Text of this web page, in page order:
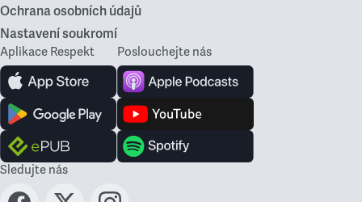
Ochrana osobních údajů
Nastavení soukromí
Aplikace Respekt Poslouchejte nás
Sledujte nás